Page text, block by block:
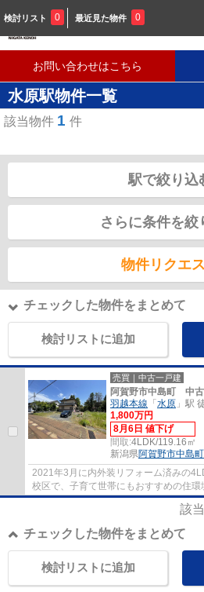
新潟に密着した不動産会社です
お問い合わせはこちら
水原駅物件一覧
該当物件 1 件
駅で絞り込
さらに条件を絞
物件リクエ
チェックした物件をまとめて
検討リストに追加
売買｜中古一戸建
阿賀野市中島町 中
羽越本線 「 水原 」駅
1,800万円
8月6日 値下げ
間取:4LDK/119.16㎡
新潟県阿賀野市中島町
2021年3月に内外装リフォーム済みの
校区で、子育て世帯にもおすすめの住
りのカースペースを確保しており、ご家
該
チェックした物件をまとめて
検討リストに追加
検討リスト 0 最近見た物件 0